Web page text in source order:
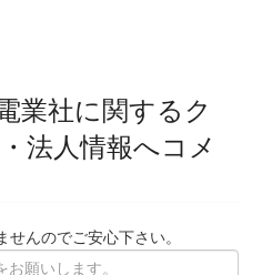
業社に関するク
法人情報へコメ
せんのでご安心下さい。